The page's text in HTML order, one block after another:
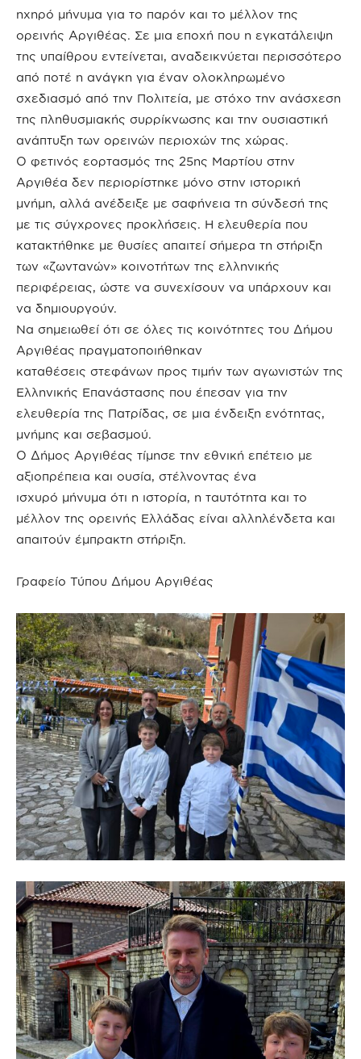
ηχηρό μήνυμα για το παρόν και το μέλλον της
ορεινής Αργιθέας. Σε μια εποχή που η εγκατάλειψη
της υπαίθρου εντείνεται, αναδεικνύεται περισσότερο
από ποτέ η ανάγκη για έναν ολοκληρωμένο
σχεδιασμό από την Πολιτεία, με στόχο την ανάσχεση
της πληθυσμιακής συρρίκνωσης και την ουσιαστική
ανάπτυξη των ορεινών περιοχών της χώρας.
Ο φετινός εορτασμός της 25ης Μαρτίου στην
Αργιθέα δεν περιορίστηκε μόνο στην ιστορική
μνήμη, αλλά ανέδειξε με σαφήνεια τη σύνδεσή της
με τις σύγχρονες προκλήσεις. Η ελευθερία που
κατακτήθηκε με θυσίες απαιτεί σήμερα τη στήριξη
των «ζωντανών» κοινοτήτων της ελληνικής
περιφέρειας, ώστε να συνεχίσουν να υπάρχουν και
να δημιουργούν.
Να σημειωθεί ότι σε όλες τις κοινότητες του Δήμου
Αργιθέας πραγματοποιήθηκαν
καταθέσεις στεφάνων προς τιμήν των αγωνιστών της
Ελληνικής Επανάστασης που έπεσαν για την
ελευθερία της Πατρίδας, σε μια ένδειξη ενότητας,
μνήμης και σεβασμού.
Ο Δήμος Αργιθέας τίμησε την εθνική επέτειο με
αξιοπρέπεια και ουσία, στέλνοντας ένα
ισχυρό μήνυμα ότι η ιστορία, η ταυτότητα και το
μέλλον της ορεινής Ελλάδας είναι αλληλένδετα και
απαιτούν έμπρακτη στήριξη.
Γραφείο Τύπου Δήμου Αργιθέας